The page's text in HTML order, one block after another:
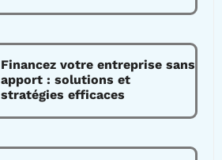
Financez votre entreprise sans
apport : solutions et
stratégies efficaces